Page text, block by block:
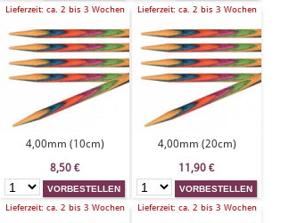
Lieferzeit: ca. 2 bis 3 Wochen
4,00mm (10cm)
8,50 €
Lieferzeit: ca. 2 bis 3 Wochen
4,00mm (20cm)
11,90 €
Lieferzeit: ca. 2 bis 3 Wochen Lieferzeit: ca. 2 bis 3 Wochen